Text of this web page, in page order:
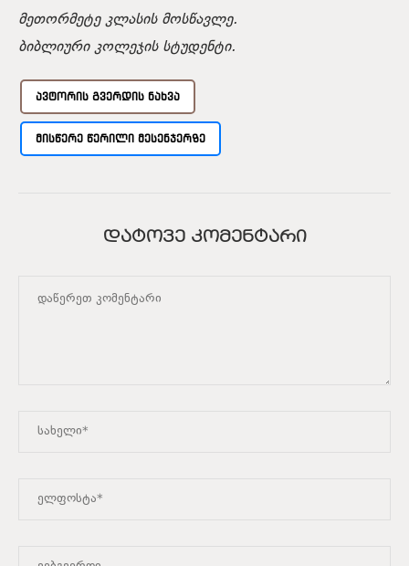
მეთორმეტე კლასის მოსწავლე.
ბიბლიური კოლეჯის სტუდენტი.
ᲐᲕᲢᲝᲠᲘᲡ ᲒᲕᲔᲠᲓᲘᲡ ᲜᲐᲮᲕᲐ
ᲛᲘᲡᲬᲔᲠᲔ ᲬᲔᲠᲘᲚᲘ ᲛᲔᲡᲔᲜᲯᲔᲠᲖᲔ
ᲓᲐᲢᲝᲕᲔ ᲙᲝᲛᲔᲜᲢᲐᲠᲘ